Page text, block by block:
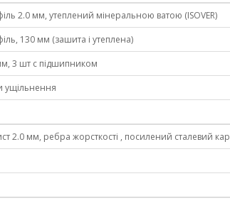
2.0 мм, утеплений мінеральною ватою (ISOVER)
130 мм (зашита і утеплена)
3 шт c підшипником
ущільнення
2.0 мм, ребра жорсткості , посилений сталевий